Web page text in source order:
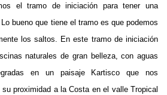
el tramo de iniciación para tener una
bueno que tiene el tramo es que podemos
los saltos. En este tramo de iniciación
naturales de gran belleza, con aguas
en un paisaje Kartisco que nos
proximidad a la Costa en el valle Tropical